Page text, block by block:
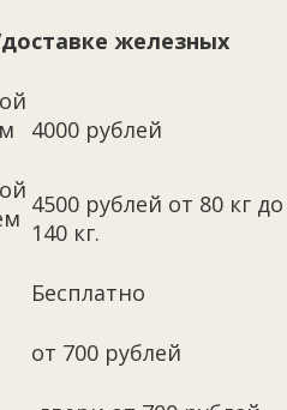
железных
4000 рублей
4500 рублей от 80 кг до
140 кг.
Бесплатно
от 700 рублей